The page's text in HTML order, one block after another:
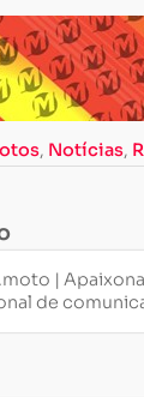
, Notícias,
|
de